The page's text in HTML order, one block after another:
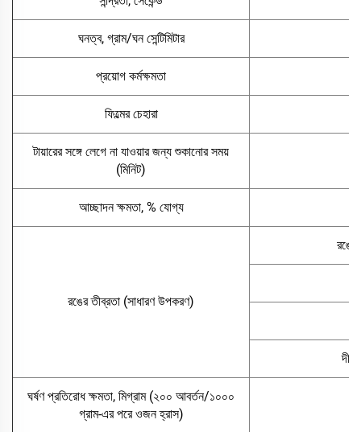
ঘনত্ব, গ্রাম/ঘন সেন্টিমিটার
প্রয়োগ কর্মক্ষমতা
ফিল্মের চেহারা
টায়ারের সঙ্গে লেগে না যাওয়ার জন্য শুকানোর সময়
(মিনিট)
আচ্ছাদন ক্ষমতা, % যোগ্য
রঙের তীব্রতা (সাধারণ উপকরণ)
ঘর্ষণ প্রতিরোধ ক্ষমতা, মিগ্রাম (২০০ আবর্তন/১০০০
গ্রাম-এর পরে ওজন হ্রাস)